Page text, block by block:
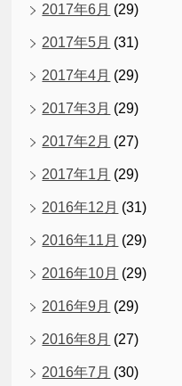
2017年6月 (29)
2017年5月 (31)
2017年4月 (29)
2017年3月 (29)
2017年2月 (27)
2017年1月 (29)
2016年12月 (31)
2016年11月 (29)
2016年10月 (29)
2016年9月 (29)
2016年8月 (27)
2016年7月 (30)